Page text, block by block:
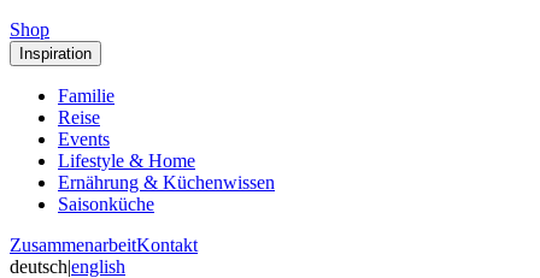
Shop
Inspiration
Familie
Reise
Events
Lifestyle & Home
Ernährung & Küchenwissen
Saisonküche
ZusammenarbeitKontakt
deutsch|english